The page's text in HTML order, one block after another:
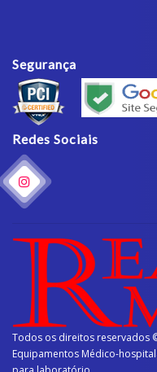
Segurança
Redes Sociais
Todos os direitos reservados
Equipamentos Médico-